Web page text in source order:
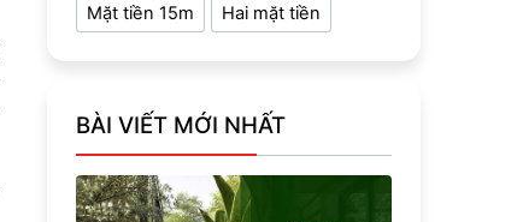
Mặt tiền 15m Hai mặt tiền
BÀI VIẾT MỚI NHẤT